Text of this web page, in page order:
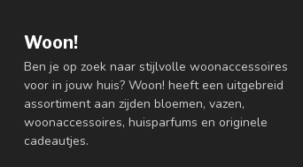
Woon!
Ben je op zoek naar stijlvolle woonaccessoires
voor in jouw huis? Woon! heeft een uitgebreid
assortiment aan zijden bloemen, vazen,
woonaccessoires, huisparfums en originele
cadeautjes.